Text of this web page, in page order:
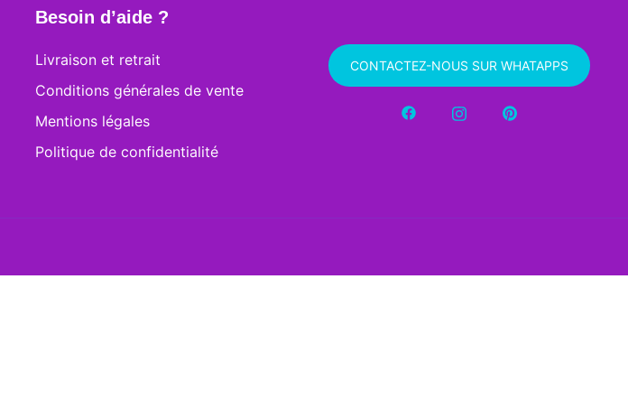
Besoin d’aide ?
Livraison et retrait
Conditions générales de vente
Mentions légales
Politique de confidentialité
CONTACTEZ-NOUS SUR WHATAPPS